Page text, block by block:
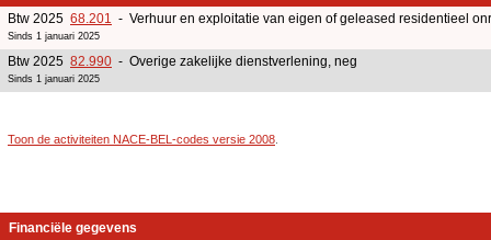
Btw 2025 68.201 - Verhuur en exploitatie van eigen of geleased residentieel
Sinds 1 januari 2025
Btw 2025 82.990 - Overige zakelijke dienstverlening, neg
Sinds 1 januari 2025
Toon de activiteiten NACE-BEL-codes versie 2008
Financiële gegevens